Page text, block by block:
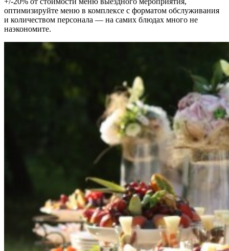
оптимизируйте меню в комплексе с форматом обслуживания
и количеством персонала — на самих блюдах много не
наэкономите.